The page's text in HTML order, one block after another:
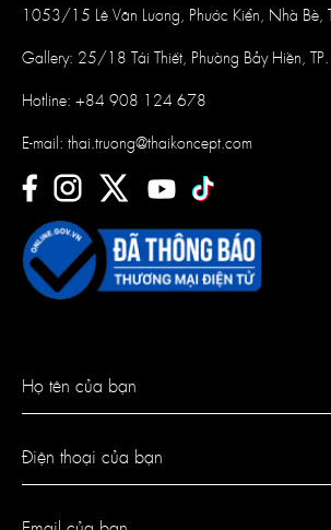
1053/15 Lê Văn Lương, Phước Kiển, Nhà Bè,
Gallery: 25/18 Tái Thiết, Phường Bảy Hiền,
Hotline: +84 908 124 678
E-mail: thai.truong@thaikoncept.com